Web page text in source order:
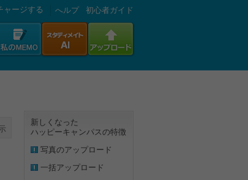
ャージする へルプ 初心者ガイド
新しくなった
ハッピーキャンパスの特徴
写真のアップロード
一括アップロード